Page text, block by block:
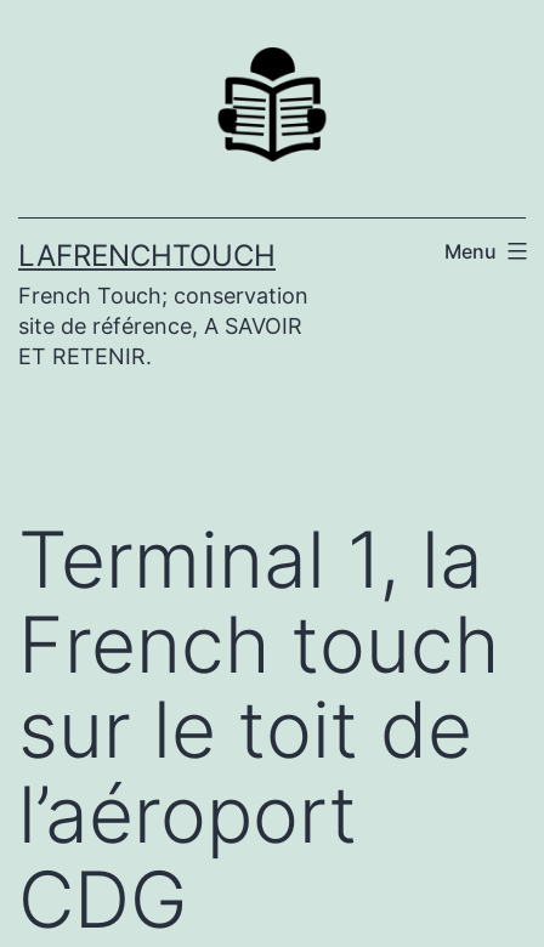
LAFRENCHTOUCH
French Touch; conservation
site de référence, A SAVOIR
ET RETENIR.
Menu
Terminal 1, la
French touch
sur le toit de
l’aéroport
CDG